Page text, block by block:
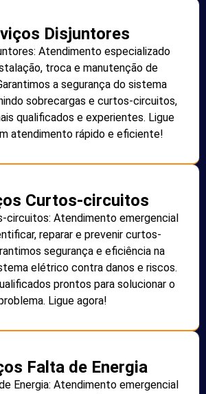
Disjuntores
Atendimento especializado
troca e manutenção de
a segurança do sistema
sobrecargas e curtos-circuitos,
qualificados e experientes. Ligue
atendimento rápido e eficiente!
Curtos-circuitos
circuitos: Atendimento emergencial
reparar e prevenir curtos-
segurança e eficiência na
elétrico contra danos e riscos.
prontos para solucionar o
Ligue agora!
Falta de Energia
Energia: Atendimento emergencial